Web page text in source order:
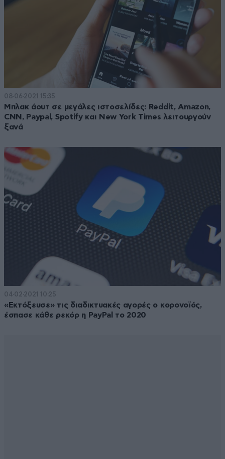
08·06·2021 15:35
Μπλακ άουτ σε μεγάλες ιστοσελίδες: Reddit, Amazon,
CNN, Paypal, Spotify και New York Times λειτουργούν
ξανά
04·02·2021 10:25
«Εκτόξευσε» τις διαδικτυακές αγορές ο κορονοϊός,
έσπασε κάθε ρεκόρ η PayPal το 2020